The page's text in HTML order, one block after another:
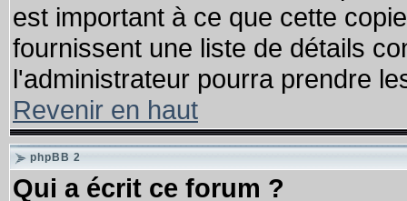
est important à ce que cette
fournissent une liste de détails
l'administrateur pourra prendre
Revenir en haut
phpBB 2
Qui a écrit ce forum ?